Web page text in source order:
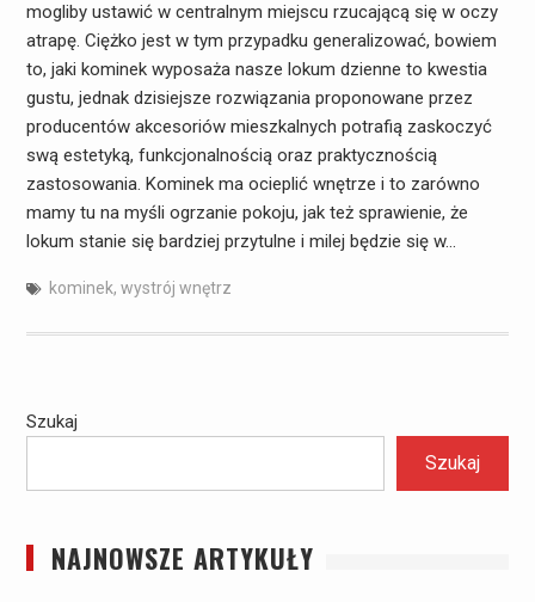
mogliby ustawić w centralnym miejscu rzucającą się w oczy
atrapę. Ciężko jest w tym przypadku generalizować, bowiem
to, jaki kominek wyposaża nasze lokum dzienne to kwestia
gustu, jednak dzisiejsze rozwiązania proponowane przez
producentów akcesoriów mieszkalnych potrafią zaskoczyć
swą estetyką, funkcjonalnością oraz praktycznością
zastosowania. Kominek ma ocieplić wnętrze i to zarówno
mamy tu na myśli ogrzanie pokoju, jak też sprawienie, że
lokum stanie się bardziej przytulne i milej będzie się w…
kominek, wystrój wnętrz
Szukaj
Szukaj
NAJNOWSZE ARTYKUŁY